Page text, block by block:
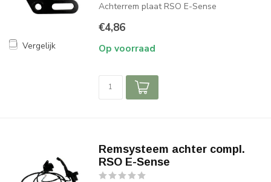
Vergelijk
Achterrem plaat RSO E-Sense
€4,86
Op voorraad
Remsysteem achter compl.
RSO E-Sense